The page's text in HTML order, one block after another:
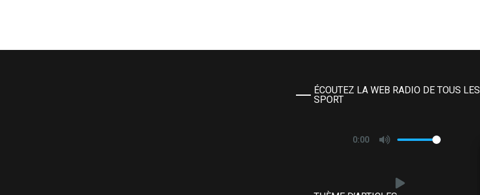
ÉCOUTEZ LA WEB RADIO DE TOUS LES
SPORT
0:00